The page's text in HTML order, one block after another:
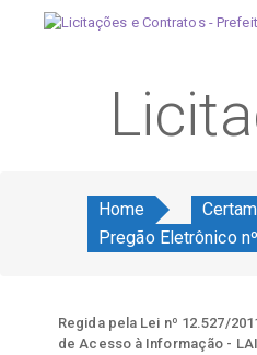
Home
Pregão Eletrônico
Regida pela Lei nº 12.527/
de Acesso à Informação -